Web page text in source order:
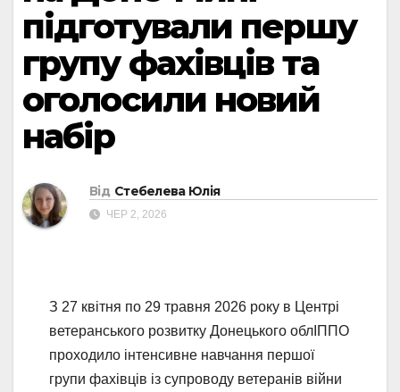
підготували першу
групу фахівців та
оголосили новий
набір
Від Стебелева Юлія
ЧЕР 2, 2026
З 27 квітня по 29 травня 2026 року в Центрі
ветеранського розвитку Донецького облІППО
проходило інтенсивне навчання першої
групи фахівців із супроводу ветеранів війни